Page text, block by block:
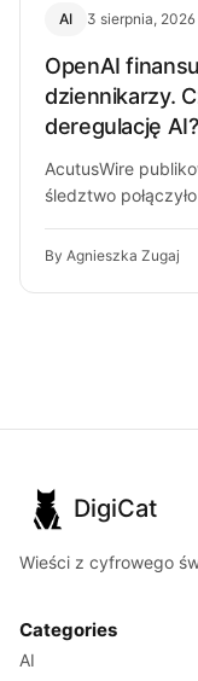
AI 3 sierpnia, 2026
OpenAI
dziennikarzy.
deregulację AI?
AcutusWire
śledztwo
By Agnieszka Zugaj
DigiCat
Wieści z cyfrowego
Categories
AI